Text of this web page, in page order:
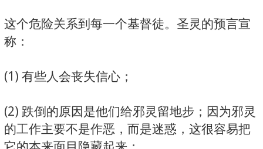
这个危险关系到每一个基督徒。圣灵的预言宣
称：
(1) 有些人会丧失信心；
(2) 跌倒的原因是他们给邪灵留地步；因为邪灵
的工作主要不是作恶，而是迷惑，这很容易把